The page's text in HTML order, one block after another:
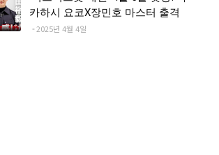
카하시 요코X장민호 마스터 출격
2025년 4월 4일